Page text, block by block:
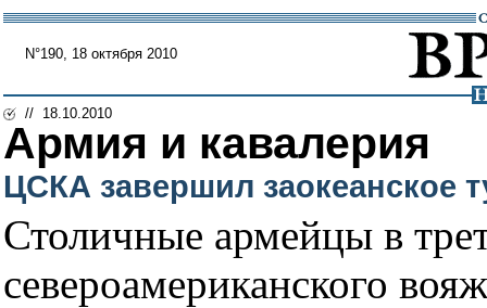
N°190, 18 октября 2010
// 18.10.2010
Армия и кавалерия
ЦСКА завершил заокеанское
Столичные армейцы в
североамериканского